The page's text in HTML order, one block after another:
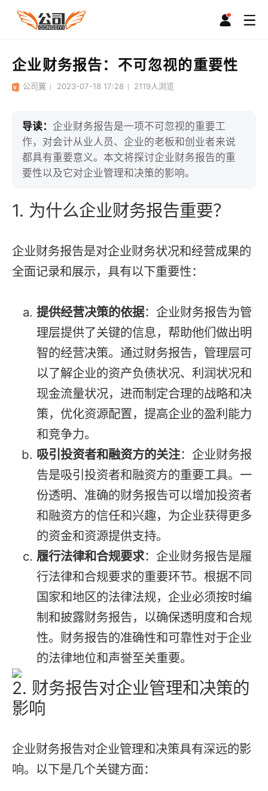
企业财务报告：不可忽视的重要性
公司翼 2023-07-18 17:28 2119人浏览
导读：企业财务报告是一项不可忽视的重要工
作，对会计从业人员、企业的老板和创业者来说
都具有重要意义。本文将探讨企业财务报告的重
要性以及它对企业管理和决策的影响。
1. 为什么企业财务报告重要？
企业财务报告是对企业财务状况和经营成果的
全面记录和展示，具有以下重要性：
提供经营决策的依据：企业财务报告为管
理层提供了关键的信息，帮助他们做出明
智的经营决策。通过财务报告，管理层可
以了解企业的资产负债状况、利润状况和
现金流量状况，进而制定合理的战略和决
策，优化资源配置，提高企业的盈利能力
和竞争力。
吸引投资者和融资方的关注：企业财务报
告是吸引投资者和融资方的重要工具。一
份透明、准确的财务报告可以增加投资者
和融资方的信任和兴趣，为企业获得更多
的资金和资源提供支持。
履行法律和合规要求：企业财务报告是履
行法律和合规要求的重要环节。根据不同
国家和地区的法律法规，企业必须按时编
制和披露财务报告，以确保透明度和合规
性。财务报告的准确性和可靠性对于企业
的法律地位和声誉至关重要。
2. 财务报告对企业管理和决策的
影响
企业财务报告对企业管理和决策具有深远的影
响。以下是几个关键方面：